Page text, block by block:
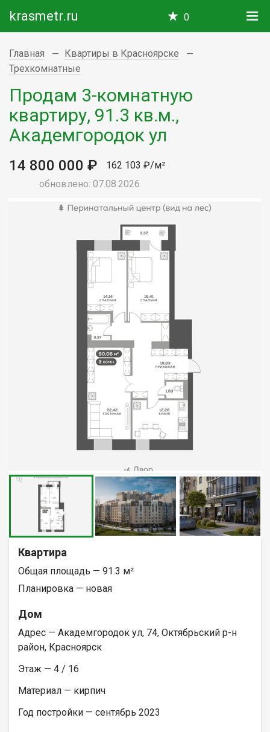
krasmetr.ru 0
Главная
Квартиры в Красноярске
Трехкомнатные
Продам 3-комнатную
квартиру, 91.3 кв.м.,
Академгородок ул
14 800 000 ₽
162 103 ₽/м²
обновлено: 07.08.2026
Квартира
Общая площадь — 91.3 м²
Планировка — новая
Дом
Адрес — Академгородок ул, 74, Октябрьский р-н
район, Красноярск
Этаж — 4 / 16
Материал — кирпич
Год постройки — сентябрь 2023